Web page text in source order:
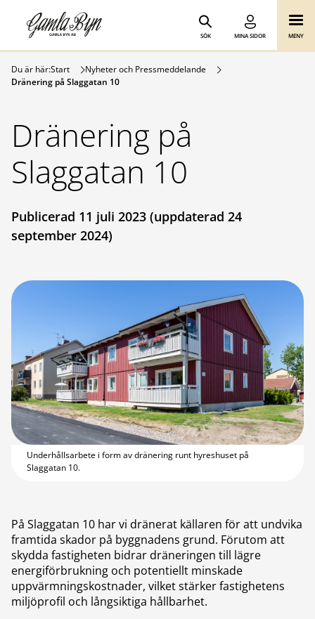
Hoppa till innehåll
Gamla Byn AB
SÖK MINA SIDOR MENY
Du är här:Start
Nyheter och Pressmeddelande
Dränering på Slaggatan 10
Dränering på
Slaggatan 10
Publicerad 11 juli 2023 (uppdaterad 24
september 2024)
Underhållsarbete i form av dränering runt hyreshuset på
Slaggatan 10.
På Slaggatan 10 har vi dränerat källaren för att undvika
framtida skador på byggnadens grund. Förutom att
skydda fastigheten bidrar dräneringen till lägre
energiförbrukning och potentiellt minskade
uppvärmningskostnader, vilket stärker fastighetens
miljöprofil och långsiktiga hållbarhet.